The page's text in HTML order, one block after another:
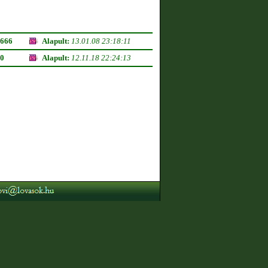
666 Alapult: 13.01.08 23:18:11
0 Alapult: 12.11.18 22:24:13